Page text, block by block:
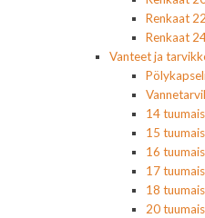
Renkaat
Renkaat
Vanteet ja
14
15
16
17
18
20